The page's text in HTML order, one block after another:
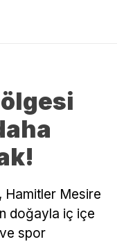
Hamitler Mesire
doğayla iç içe
spor